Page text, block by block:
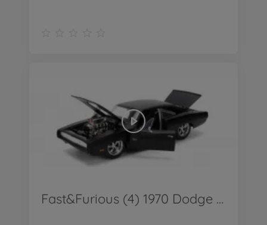
Fast&Furious (4) 1970 Dodge Charger 1:24